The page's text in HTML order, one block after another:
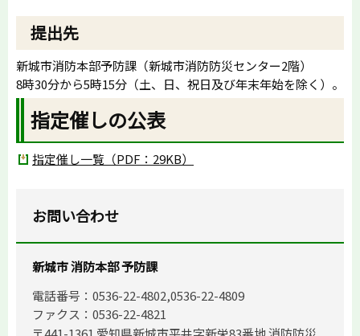
提出先
新城市消防本部予防課（新城市消防防災センター2階）
8時30分から5時15分（土、日、祝日及び年末年始を除く）。
指定催しの公表
指定催し一覧（PDF：29KB）
お問い合わせ
新城市 消防本部 予防課
電話番号：0536-22-4802,0536-22-4809
ファクス：0536-22-4821